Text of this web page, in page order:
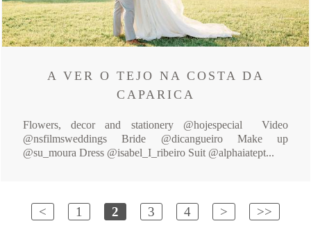
A VER O TEJO NA COSTA DA
CAPARICA
Flowers, decor and stationery @hojespecial Video
@nsfilmsweddings Bride @dicangueiro Make up
@su_moura Dress @isabel_I_ribeiro Suit @alphaiatept...
< 1 2 3 4 > >>